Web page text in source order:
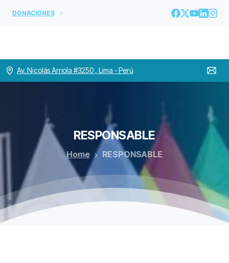
DONACIONES
Av. Nicolás Arriola #3250 , Lima - Perú
RESPONSABLE
Home RESPONSABLE